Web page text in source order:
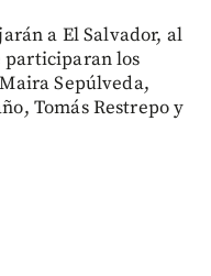
a El Salvador, al
participaran los
Sepúlveda,
Tomás Restrepo y